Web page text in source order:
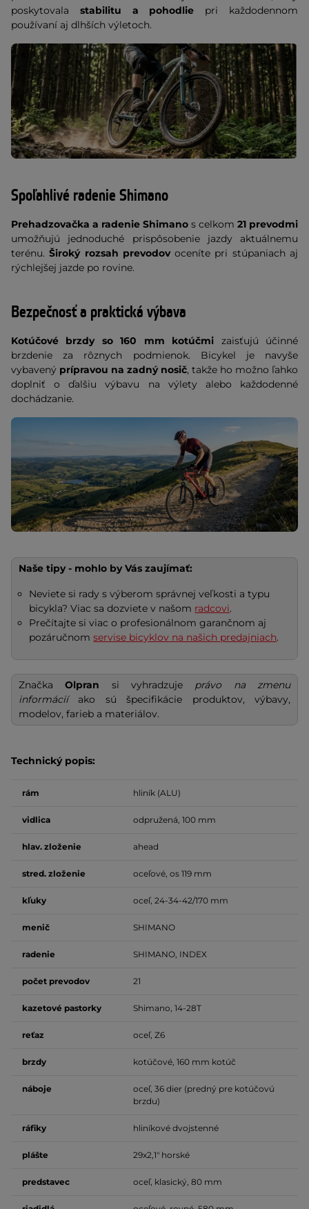
poskytovala stabilitu a pohodlie pri každodennom
používaní aj dlhších výletoch.
Spoľahlivé radenie Shimano
Prehadzovačka a radenie Shimano s celkom 21 prevodmi
umožňujú jednoduché prispôsobenie jazdy aktuálnemu
terénu.Široký rozsah prevodovoceníte pri stúpaniach aj
rýchlejšej jazde po rovine.
Bezpečnosť a praktická výbava
Kotúčové brzdy so 160 mm kotúčmi zaisťujú účinné
brzdenie za rôznych podmienok. Bicykel je navyše
vybavený prípravou na zadný nosič, takže ho možno ľahko
doplniť o ďalšiu výbavu na výlety alebo každodenné
dochádzanie.
Naše tipy - mohlo by Vás zaujímať:
Neviete si rady s výberom správnej veľkosti a typu
bicykla? Viac sa dozviete v našom radcovi.
Prečítajte si viac o profesionálnom garančnom aj
pozáručnomservise bicyklov na našich predajniach.
ZnačkaOlpran si vyhradzuje právo na zmenu
informáciíako sú špecifikácie produktov, výbavy,
modelov, farieb a materiálov.
Technický popis:
rám hliník (ALU)
vidlica odpružená, 100 mm
hlav. zloženie ahead
stred. zloženie oceľové, os 119 mm
kľuky oceľ, 24-34-42/170 mm
menič SHIMANO
radenie SHIMANO, INDEX
počet prevodov 21
kazetové pastorky Shimano, 14-28T
reťaz oceľ, Z6
brzdy kotúčové, 160 mm kotúč
náboje
oceľ, 36 dier (predný pre kotúčovú
brzdu)
ráfiky hliníkové dvojstenné
plášte 29x2,1" horské
predstavec oceľ, klasický, 80 mm